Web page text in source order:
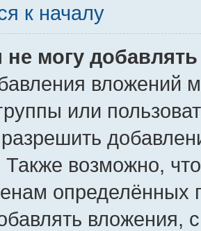
к началу
не могу
вложений
или
возможно,
определённых
вложения,